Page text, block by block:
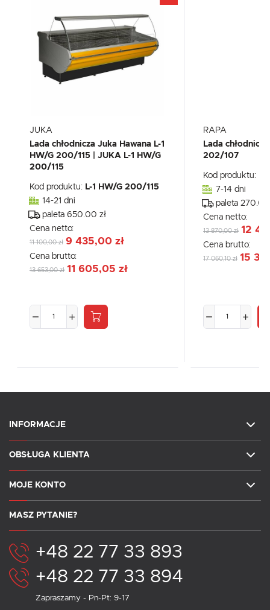
JUKA
Lada chłodnicza Juka Hawana L-1
HW/G 200/115 | JUKA L-1 HW/G
200/115
Kod produktu: L-1 HW/G 200/115
14-21 dni
paleta 650.00 zł
Cena netto:
11 100,00 zł 9 435,00 zł
Cena brutto:
13 653,00 zł 11 605,05 zł
RAPA
Lada
202/107
Kod produktu:
7-14 dni
paleta 270.00
Cena netto:
13 870,00 zł 12
Cena brutto:
17 060,10 zł 15
INFORMACJE
OBSŁUGA KLIENTA
MOJE KONTO
MASZ PYTANIE?
+48 22 77 33 893
+48 22 77 33 894
Zapraszamy - Pn-Pt: 9-17